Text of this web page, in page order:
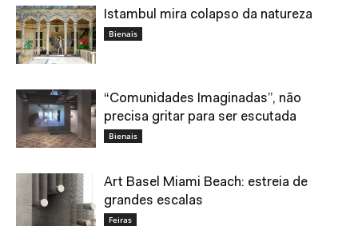
Istambul mira colapso da natureza
Bienais
“Comunidades Imaginadas”, não
precisa gritar para ser escutada
Bienais
Art Basel Miami Beach: estreia de
grandes escalas
Feiras